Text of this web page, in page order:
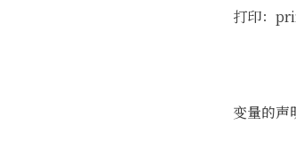
打印：
变量的声